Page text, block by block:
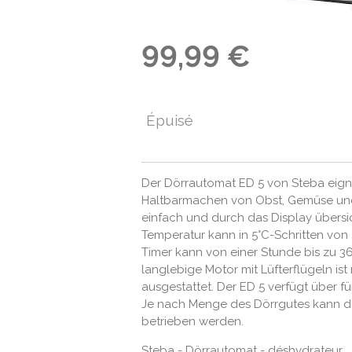
99,99 €
Épuisé
Der Dörrautomat ED 5 von Steba
Haltbarmachen von Obst, Gemüse
einfach und durch das Display
Temperatur kann in 5°C-Schritten
Timer kann von einer Stunde bis zu
langlebige Motor mit Lüfterflügeln ist
ausgestattet. Der ED 5 verfügt über
Je nach Menge des Dörrgutes kann
betrieben werden.